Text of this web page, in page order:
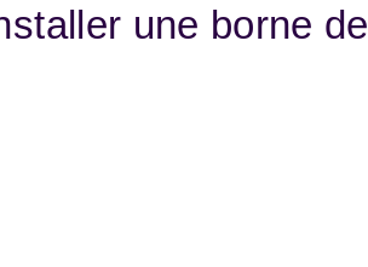
une borne de